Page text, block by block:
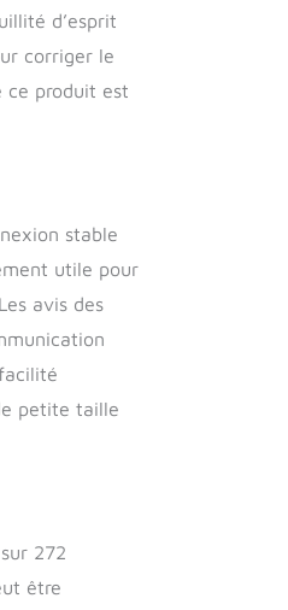
d’esprit
corriger le
ce produit est
stable
utile pour
avis des
petite taille
272
être